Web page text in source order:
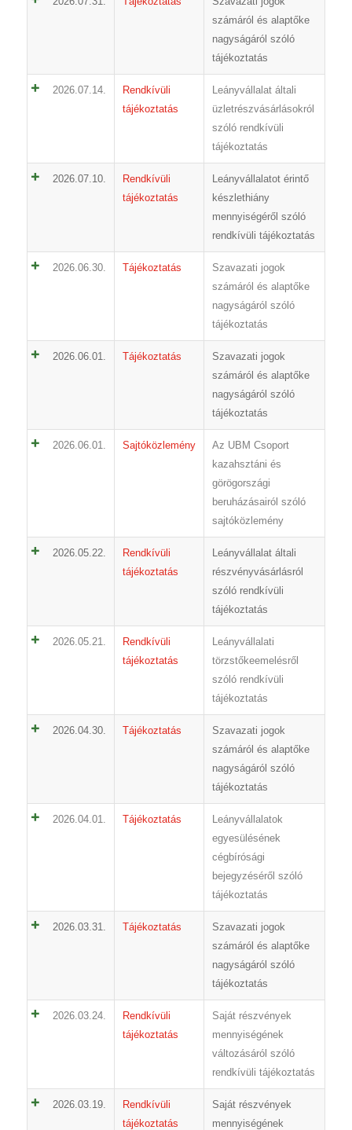
számáról és alaptőke
nagyságáról szóló
tájékoztatás
2026.07.14.
Rendkívüli
tájékoztatás
Leányvállalat általi
üzletrészvásárlásokról
szóló rendkívüli
tájékoztatás
2026.07.10.
Rendkívüli
tájékoztatás
Leányvállalatot érintő
készlethiány
mennyiségéről szóló
rendkívüli tájékoztatás
2026.06.30. Tájékoztatás
Szavazati jogok
számáról és alaptőke
nagyságáról szóló
tájékoztatás
2026.06.01. Tájékoztatás
Szavazati jogok
számáról és alaptőke
nagyságáról szóló
tájékoztatás
2026.06.01. Sajtóközlemény
Az UBM Csoport
kazahsztáni és
görögországi
beruházásairól szóló
sajtóközlemény
2026.05.22.
Rendkívüli
tájékoztatás
Leányvállalat általi
részvényvásárlásról
szóló rendkívüli
tájékoztatás
2026.05.21.
Rendkívüli
tájékoztatás
Leányvállalati
törzstőkeemelésről
szóló rendkívüli
tájékoztatás
2026.04.30. Tájékoztatás
Szavazati jogok
számáról és alaptőke
nagyságáról szóló
tájékoztatás
2026.04.01. Tájékoztatás
Leányvállalatok
egyesülésének
cégbírósági
bejegyzéséről szóló
tájékoztatás
2026.03.31. Tájékoztatás
Szavazati jogok
számáról és alaptőke
nagyságáról szóló
tájékoztatás
2026.03.24.
Rendkívüli
tájékoztatás
Saját részvények
mennyiségének
változásáról szóló
rendkívüli tájékoztatás
2026.03.19.
Rendkívüli
tájékoztatás
Saját részvények
mennyiségének